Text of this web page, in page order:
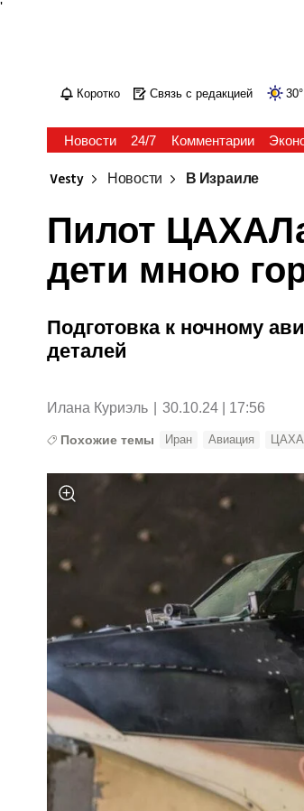
'
Коротко Связь с редакцией 30°
Новости 24/7 Комментарии
Vesty Новости В Израиле
Пилот
дети мною
Подготовка к ночному
деталей
Илана Куриэль 30.10.24 | 17:56
Похожие темы Иран Авиация